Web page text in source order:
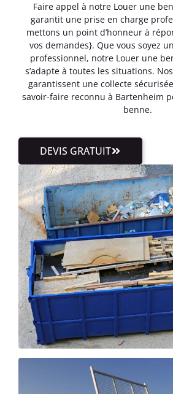
Faire appel à notre Louer une
garantit une prise en charge
mettons un point d’honneur à
vos demandes}. Que vous soyez
professionnel, notre Louer une
s’adapte à toutes les situations.
garantissent une collecte
savoir-faire reconnu à Bartenheim
benne.
DEVIS GRATUIT